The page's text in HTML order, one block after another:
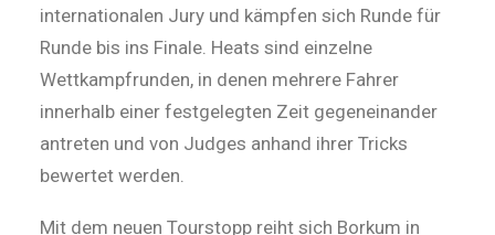
internationalen Jury und kämpfen sich Runde für
Runde bis ins Finale. Heats sind einzelne
Wettkampfrunden, in denen mehrere Fahrer
innerhalb einer festgelegten Zeit gegeneinander
antreten und von Judges anhand ihrer Tricks
bewertet werden.
Mit dem neuen Tourstopp reiht sich Borkum in